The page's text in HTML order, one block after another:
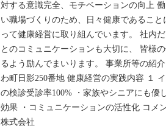
対する意識完全、モチベーションの向上
い職場づくりのため、日々健康であるこ
って健康経営に取り組んでいます。 社内
とのコミュニケーションも大切に、 皆様
るよう励んでまいります。 事業所等の紹
わ町日影250番地 健康経営の実践内容 １
の検診受診率100% ・家族やシニアにも優
効果 ・コミュニケーションの活性化 コメ
株式会社